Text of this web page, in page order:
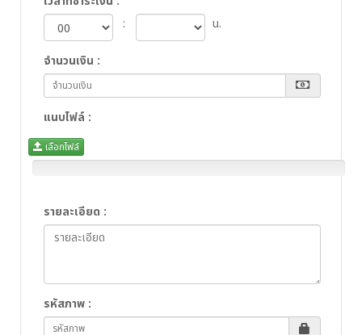
:
น.
จำนวนเงิน :
แนบไฟล์ :
เลือกไฟล์
รายละเอียด :
รหัสภาพ: